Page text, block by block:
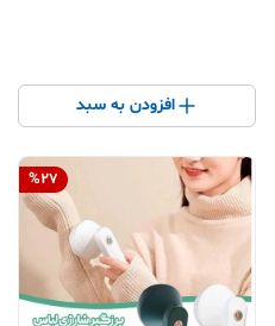
افزودن به سبد
%27